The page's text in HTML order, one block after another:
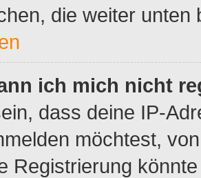
die weiter unten
ich mich nicht
dass deine IP-
möchtest,
Registrierung